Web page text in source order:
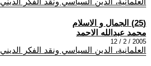
(25) الجمال و الاسلام
محمد عبدالله الاحمد
2005 / 2 / 12
العلمانية، الدين السياسي ونقد الفكر الديني